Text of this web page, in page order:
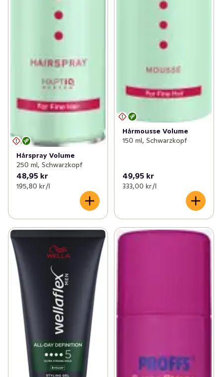
Hårspray Volume
250 ml, Schwarzkopf
48,95 kr
195,80 kr /l
Hårmousse Volume
150 ml, Schwarzkopf
49,95 kr
333,00 kr /l